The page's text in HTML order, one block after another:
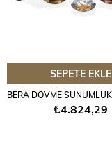
SEPETE EKLE
₺4.824,29